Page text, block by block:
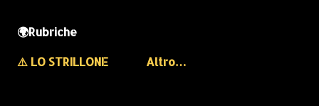
🌍Rubriche
⚠️ LO STRILLONE
Altro…